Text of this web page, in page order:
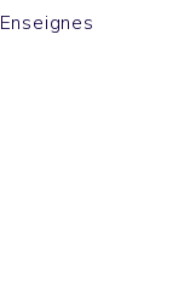
Enseignes